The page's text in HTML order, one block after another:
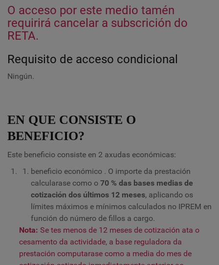
O acceso por este medio tamén
requirirá cancelar a subscrición do
RETA.
Requisito de acceso condicional
Ningún.
EN QUE CONSISTE O
BENEFICIO?
Este beneficio consiste en 2 axudas económicas:
beneficio económico . O importe da prestación
calcularase como o 70 % das bases medias de
cotización dos últimos 12 meses, aplicando os
límites máximos e mínimos calculados no IPREM en
función do número de fillos a cargo.
Nota: Se tes menos de 12 meses de cotización ata o
cesamento da actividade, a base reguladora da
prestación computarase como a media do mes de